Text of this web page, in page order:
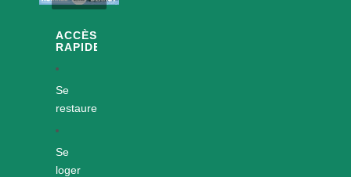
ACCÈS
RAPIDES
Se
restaurer
Se
loger